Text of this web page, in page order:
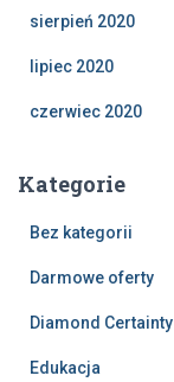
sierpień 2020
lipiec 2020
czerwiec 2020
Kategorie
Bez kategorii
Darmowe oferty
Diamond Certainty
Edukacja